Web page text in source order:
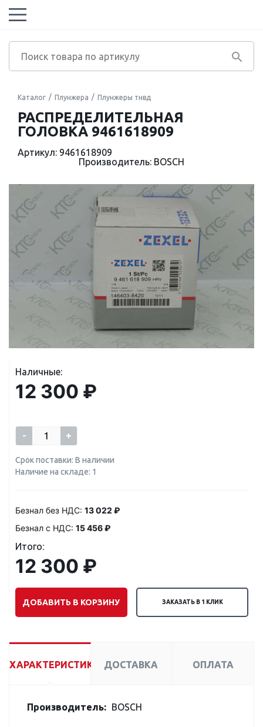
Каталог Плунжера Плунжеры тнвд
РАСПРЕДЕЛИТЕЛЬНАЯ
ГОЛОВКА 9461618909
Артикул: 9461618909
Производитель: BOSCH
Наличные:
12 300 ₽
- +
Срок поставки: В наличии
Наличие на складе: 1
Безнал без НДС: 13 022 ₽
Безнал с НДС: 15 456 ₽
Итого:
12 300 ₽
ДОБАВИТЬ В КОРЗИНУ ЗАКАЗАТЬ В 1 КЛИК
ХАРАКТЕРИСТИКИ ДОСТАВКА ОПЛАТА
Производитель: BOSCH